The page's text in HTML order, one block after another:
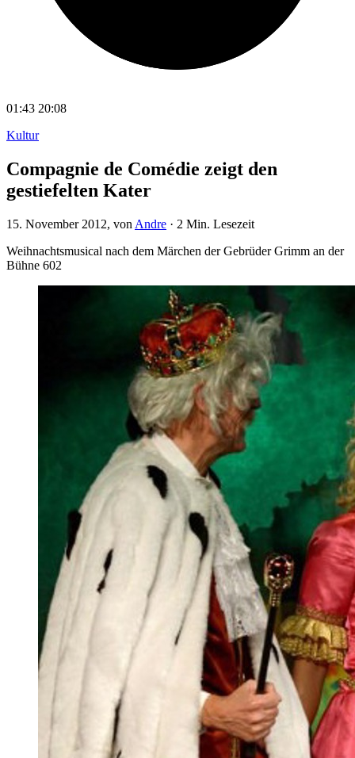
01:43 20:08
Kultur
Compagnie de Comédie zeigt den
gestiefelten Kater
15. November 2012, von Andre · 2 Min. Lesezeit
Weihnachtsmusical nach dem Märchen der Gebrüder Grimm an der
Bühne 602